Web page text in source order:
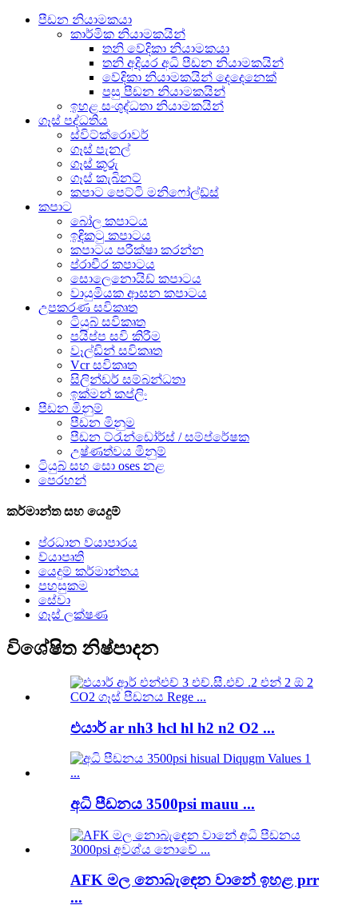
පීඩන නියාමකයා
කාර්මික නියාමකයින්
තනි වේදිකා නියාමකයා
තනි අදියර අධි පීඩන නියාමකයින්
වේදිකා නියාමකයින් දෙදෙනෙක්
පසු පීඩන නියාමකයින්
ඉහළ සංශුද්ධතා නියාමකයින්
ගෑස් පද්ධතිය
ස්විට්ක්රොවර්
ගෑස් පැනල්
ගෑස් කූරු
ගෑස් කැබිනට්
කපාට පෙට්ටි මනිෆෝල්ඩ්ස්
කපාට
බෝල කපාටය
ඉඳිකටු කපාටය
කපාටය පරීක්ෂා කරන්න
ප්රාචීර කපාටය
සොලෙනොයිඩ් කපාටය
වායුමියක ආසන කපාටය
උපකරණ සවිකෘත
ටියුබ් සවිකෘත
පයිප්ප සවි කිරීම
වෑල්ඩින් සවිකෘත
Vcr සවිකෘත
සිලින්ඩර් සම්බන්ධතා
ඉක්මන් කප්ලිං
පීඩන මිනුම්
පීඩන මිනුම
පීඩන ට්රැන්ඩෝර්ස් / සම්ප්රේෂක
උෂ්ණත්වය මිනුම්
ටියුබ් සහ සො oses නළ
පෙරහන්
කර්මාන්ත සහ යෙදුම්
ප්රධාන ව්යාපාරය
ව්යාපෘති
යෙදුම් කර්මාන්තය
පහසුකම
සේවා
ගෑස් ලක්ෂණ
විශේෂිත නිෂ්පාදන
එයාර් ar nh3 hcl hl h2 n2 O2 ...
අධි පීඩනය 3500psi mauu ...
AFK මල නොබැඳෙන වානේ ඉහළ prr
...